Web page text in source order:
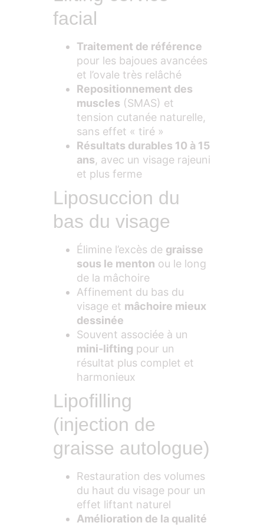
facial
Traitement de référence
pour les bajoues avancées
et l’ovale très relâché
Repositionnement des
muscles (SMAS) et
tension cutanée naturelle,
sans effet « tiré »
Résultats durables 10 à 15
ans, avec un visage rajeuni
et plus ferme
Liposuccion du
bas du visage
Élimine l’excès de graisse
sous le menton ou le long
de la mâchoire
Affinement du bas du
visage et mâchoire mieux
dessinée
Souvent associée à un
mini-lifting pour un
résultat plus complet et
harmonieux
Lipofilling
(injection de
graisse autologue)
Restauration des volumes
du haut du visage pour un
effet liftant naturel
Amélioration de la qualité